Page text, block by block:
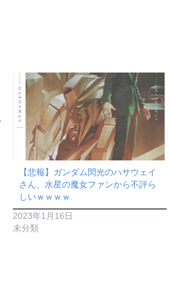
【悲報】ガンダム閃光のハサウェイ
さん、水星の魔女ファンから不評ら
しいｗｗｗｗ
2023年1月16日
未分類